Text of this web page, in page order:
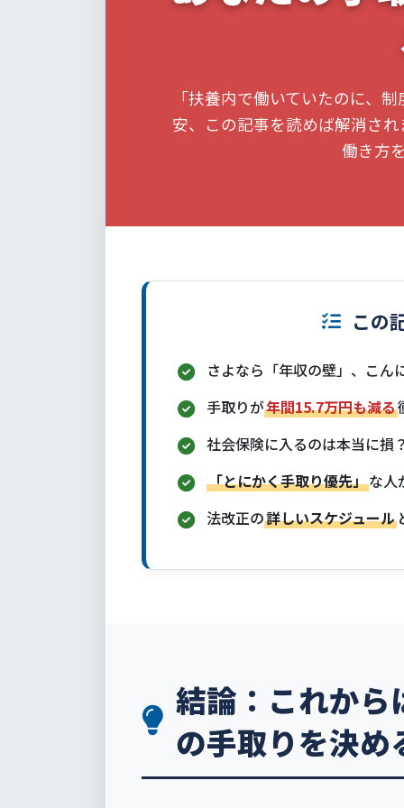
「扶養内で働いていたのに、
安、この記事を読めば解消さ
働き方
この
さよなら「年収の壁」、こん
手取りが年間15.7万円も減る
社会保険に入るのは本当に損
「とにかく手取り優先」な人
法改正の詳しいスケジュール
結論：これか
の手取りを決め